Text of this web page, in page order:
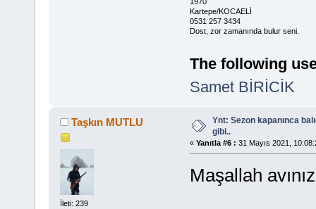
Kartepe/KOCAELİ
0531 257 3434
Dost, zor zamanında bulur seni.
The following
Samet BİRİCİK
Taşkın MUTLU
İleti: 239
Ynt: Sezon kapanınca
gibi..
« Yanıtla #6 : 31 Mayıs 2021,
Maşallah